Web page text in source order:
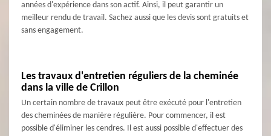
années d'expérience dans son actif. Ainsi, il peut garantir un
meilleur rendu de travail. Sachez aussi que les devis sont gratuits et
sans engagement.
Les travaux d'entretien réguliers de la cheminée
dans la ville de Crillon
Un certain nombre de travaux peut être exécuté pour l'entretien
des cheminées de manière régulière. Pour commencer, il est
possible d'éliminer les cendres. Il est aussi possible d'effectuer des